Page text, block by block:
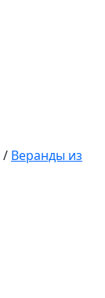
/ Веранды из